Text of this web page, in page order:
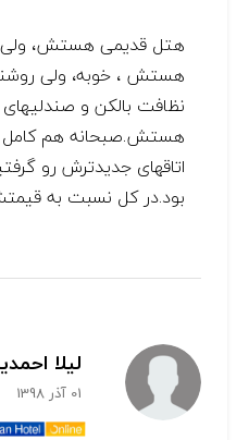
هتل قدیمی هستش، ولی
هستش ، خوبه، ولی
نظافت بالکن و
هستش.صبحانه هم کامل
اتاقهای جدیدترش رو
بود.در کل نسبت به
لیلا
01 آذر 1398